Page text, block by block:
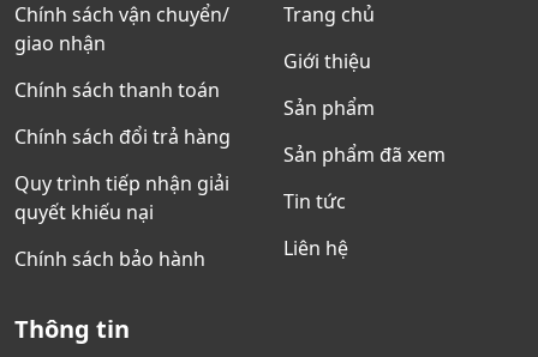
Chính sách vận chuyển/
giao nhận
Chính sách thanh toán
Chính sách đổi trả hàng
Quy trình tiếp nhận giải
quyết khiếu nại
Chính sách bảo hành
Trang chủ
Giới thiệu
Sản phẩm
Sản phẩm đã xem
Tin tức
Liên hệ
Thông tin